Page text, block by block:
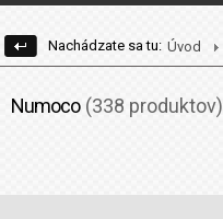
Nachádzate sa tu: Úvod
Numoco (338 produktov)